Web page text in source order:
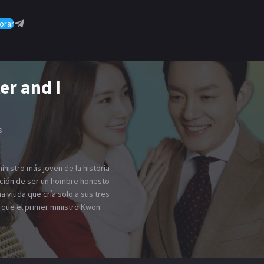
and I
más joven de la historia
de ser un hombre honesto
viuda que cría solo a sus tres
el primer ministro Kwon
carece incluso de las
Da Jung es una periodista
para apoyar a su
primer ministro Kwon para